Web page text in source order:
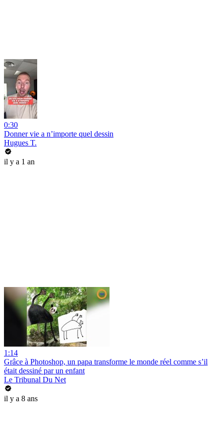
0:30
Donner vie a n’importe quel dessin
Hugues T.
il y a 1 an
1:14
Grâce à Photoshop, un papa transforme le monde réel comme s’il
était dessiné par un enfant
Le Tribunal Du Net
il y a 8 ans